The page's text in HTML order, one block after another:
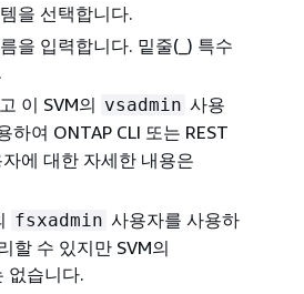
을 선택합니다.
을 입력합니다. 밑줄(_) 특수
이 SVM의 vsadmin 사용
하여 ONTAP CLI 또는 REST
에 대한 자세한 내용은
fsxadmin 사용자를 사용하
할 수 있지만 SVM의
없습니다.